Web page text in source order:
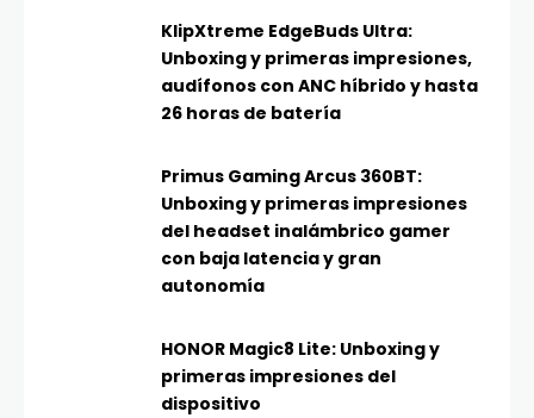
KlipXtreme EdgeBuds Ultra:
Unboxing y primeras impresiones,
audífonos con ANC híbrido y hasta
26 horas de batería
Primus Gaming Arcus 360BT:
Unboxing y primeras impresiones
del headset inalámbrico gamer
con baja latencia y gran
autonomía
HONOR Magic8 Lite: Unboxing y
primeras impresiones del
dispositivo